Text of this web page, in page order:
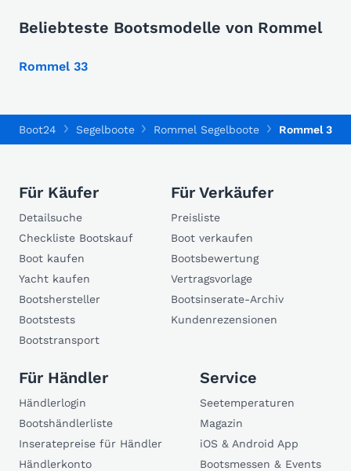
Beliebteste Bootsmodelle von Rommel
Rommel 33
Boot24 Segelboote Rommel Segelboote Rommel 33
Für Käufer
Detailsuche
Checkliste Bootskauf
Boot kaufen
Yacht kaufen
Bootshersteller
Bootstests
Bootstransport
Für Verkäufer
Preisliste
Boot verkaufen
Bootsbewertung
Vertragsvorlage
Bootsinserate-Archiv
Kundenrezensionen
Für Händler
Händlerlogin
Bootshändlerliste
Inseratepreise für Händler
Händlerkonto
Service
Seetemperaturen
Magazin
iOS & Android App
Bootsmessen & Events